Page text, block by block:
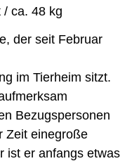
/ ca. 48 kg
der seit Februar
im Tierheim sitzt.
Bezugspersonen
Zeit einegroße
ist er anfangs etwas